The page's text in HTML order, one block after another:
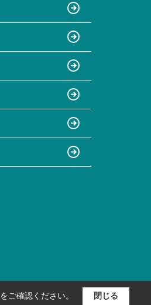
をご確認ください。 閉じる